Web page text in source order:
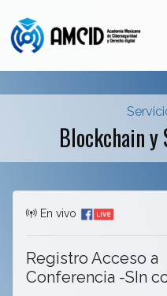
Blockchain
En vivo
Registro Acceso a
Conferencia -SIn